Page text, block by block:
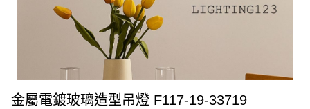
金屬電鍍玻璃造型吊燈 F117-19-33719